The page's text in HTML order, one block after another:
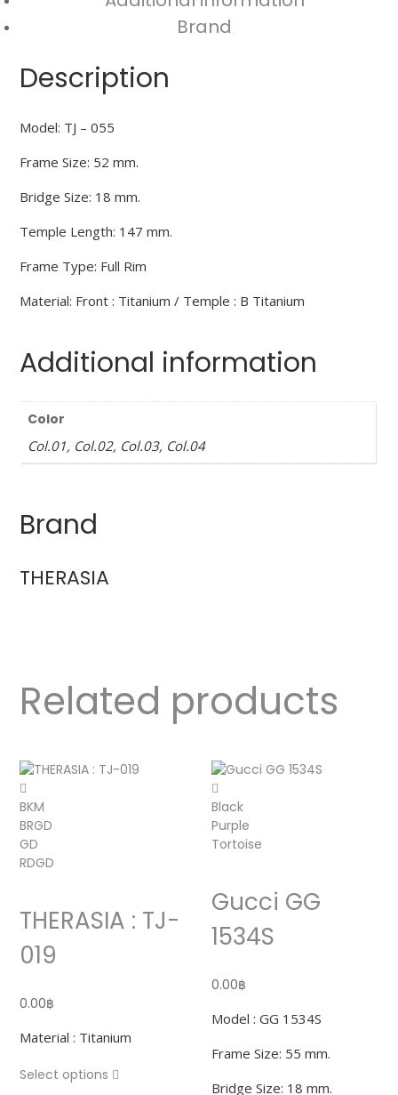
Brand
Description
Model: TJ – 055
Frame Size: 52 mm.
Bridge Size: 18 mm.
Temple Length: 147 mm.
Frame Type: Full Rim
Material: Front : Titanium / Temple : B Titanium
Additional information
Color
Col.01, Col.02, Col.03, Col.04
Brand
THERASIA
Related products
BKM
BRGD
GD
RDGD
THERASIA : TJ-
019
0.00฿
Material : Titanium
Select options
Black
Purple
Tortoise
Gucci GG
1534S
0.00฿
Model : GG 1534S
Frame Size: 55 mm.
Bridge Size: 18 mm.